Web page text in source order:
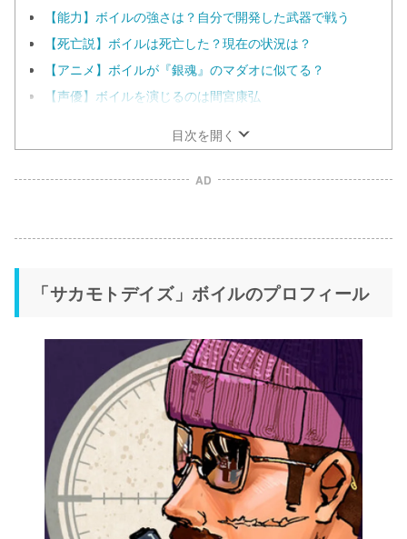
【能力】ボイルの強さは？自分で開発した武器で戦う
【死亡説】ボイルは死亡した？現在の状況は？
【アニメ】ボイルが『銀魂』のマダオに似てる？
【声優】ボイルを演じるのは間宮康弘
目次を開く
AD
「サカモトデイズ」ボイルのプロフィール